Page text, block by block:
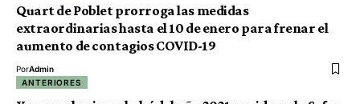
Quart de Poblet prorroga las medidas
extraordinarias hasta el 10 de enero para frenar el
aumento de contagios COVID-19
PorAdmin
ANTERIORES